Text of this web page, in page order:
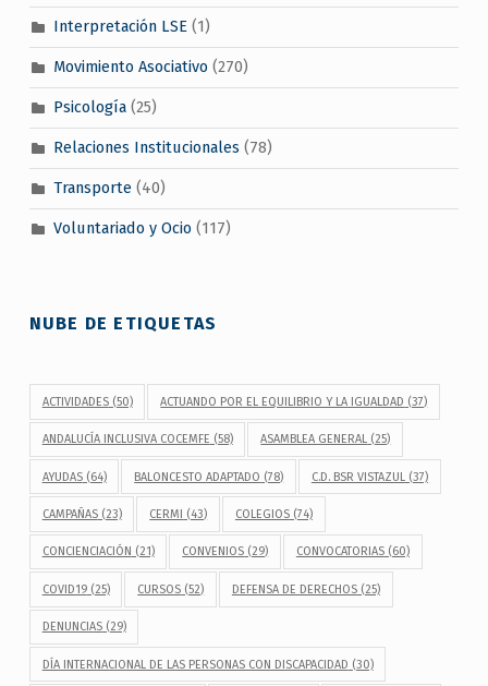
Interpretación LSE(1)
Movimiento Asociativo (270)
Psicología(25)
Relaciones Institucionales (78)
Transporte(40)
Voluntariado y Ocio (117)
NUBE DE ETIQUETAS
ACTIVIDADES(50) ACTUANDO POR EL EQUILIBRIO Y LA IGUALDAD (37)
ANDALUCÍA INCLUSIVA COCEMFE (58) ASAMBLEA GENERAL (25)
AYUDAS(64) BALONCESTO ADAPTADO (78) C.D. BSR VISTAZUL(37)
CAMPAÑAS(23) CERMI (43) COLEGIOS(74)
CONCIENCIACIÓN (21) CONVENIOS (29) CONVOCATORIAS(60)
COVID19(25) CURSOS (52) DEFENSA DE DERECHOS(25)
DENUNCIAS(29)
DÍA INTERNACIONAL DE LAS PERSONAS CON DISCAPACIDAD (30)